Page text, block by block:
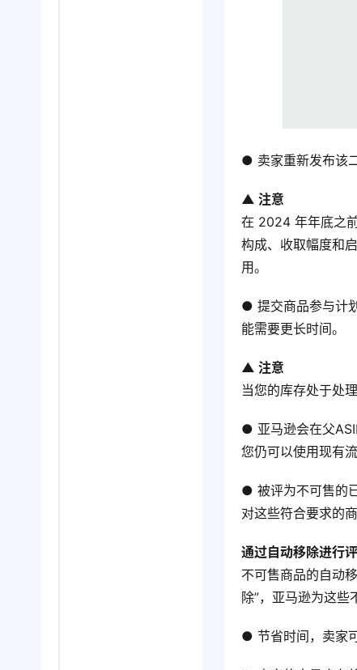
● 卖家重新发布该
▲ 注意
在 2024 年年底之
构成、收取幅度和
用。
● 提交商品参与计
能需要更长时间。
▲ 注意
当您的库存处于处
● 亚马逊会在父
您仍可以使用现有
● 被评为不可售的
对这些符合要求的
通过自动移除进行
不可售商品的自动
除”，亚马逊为这些
● 节省时间，卖家